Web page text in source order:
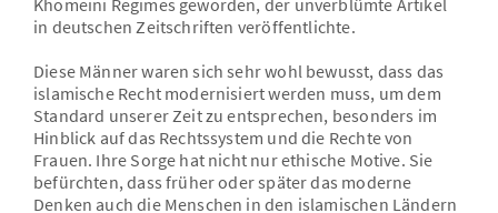
Khomeini Regimes geworden, der unverblümte Artikel
in deutschen Zeitschriften veröffentlichte.
Diese Männer waren sich sehr wohl bewusst, dass das
islamische Recht modernisiert werden muss, um dem
Standard unserer Zeit zu entsprechen, besonders im
Hinblick auf das Rechtssystem und die Rechte von
Frauen. Ihre Sorge hat nicht nur ethische Motive. Sie
befürchten, dass früher oder später das moderne
Denken auch die Menschen in den islamischen Ländern